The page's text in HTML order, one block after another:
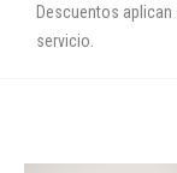
Descuentos aplican
servicio.